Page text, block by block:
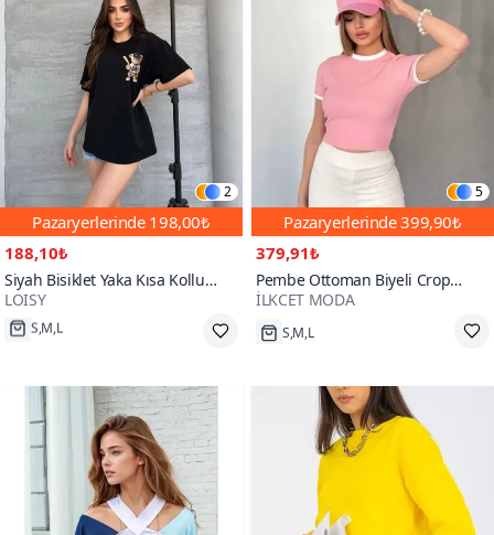
2
Pazaryerlerinde 198,00₺
188,10₺
Siyah Bisiklet Yaka Kısa Kollu
Oversize Tshirt
LOISY
S,M,L
5
Pazaryerlerinde399,90₺
379,91₺
Pembe Ottoman Biyeli Crop
Tshirt
İLKCET MODA
S,M,L